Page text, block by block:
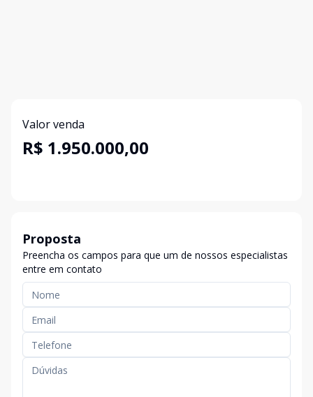
Valor venda
R$ 1.950.000,00
Proposta
Preencha os campos para que um de nossos especialistas
entre em contato